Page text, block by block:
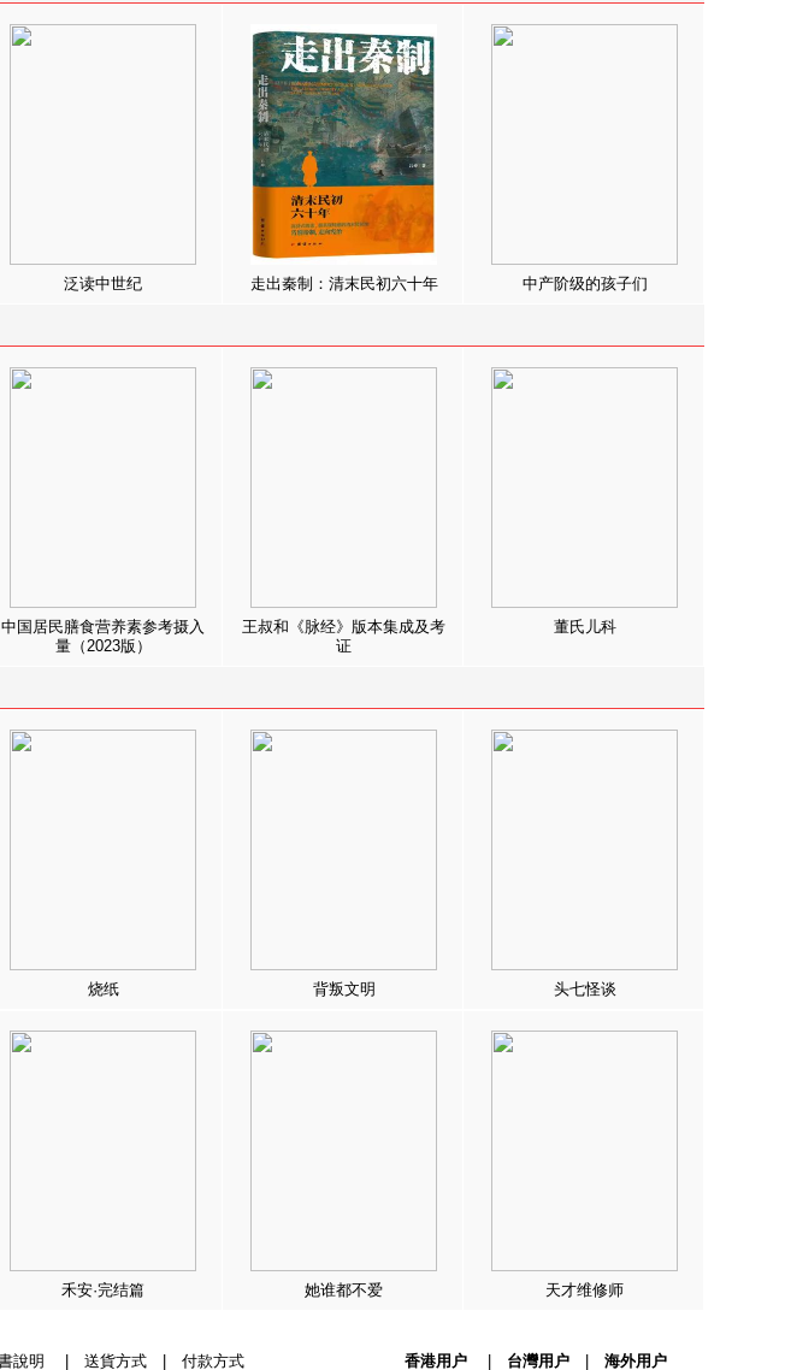
泛读中世纪 走出秦制：清末民初六十年 中产阶级的孩子们
中国居民膳食营养素参考摄入
量（2023版）
王叔和《脉经》版本集成及考
证
董氏儿科
烧纸 背叛文明 头七怪谈
禾安·完结篇 她谁都不爱 天才维修师
說明 送貨方式| 付款方式 香港用户| 台灣用户| 海外用户